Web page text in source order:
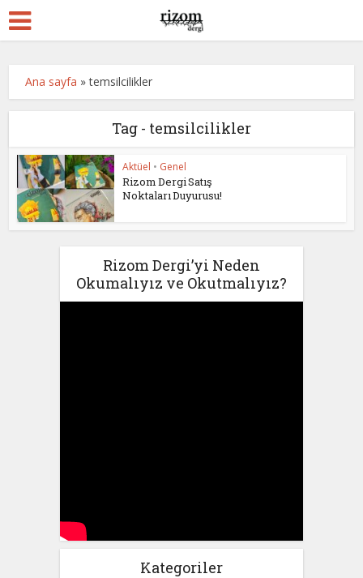
Ana sayfa »temsilcilikler
Tag - temsilcilikler
Aktüel • Genel
Rizom Dergi Satış
Noktaları Duyurusu!
Rizom Dergi’yi Neden
Okumalıyız ve Okutmalıyız?
Kategoriler